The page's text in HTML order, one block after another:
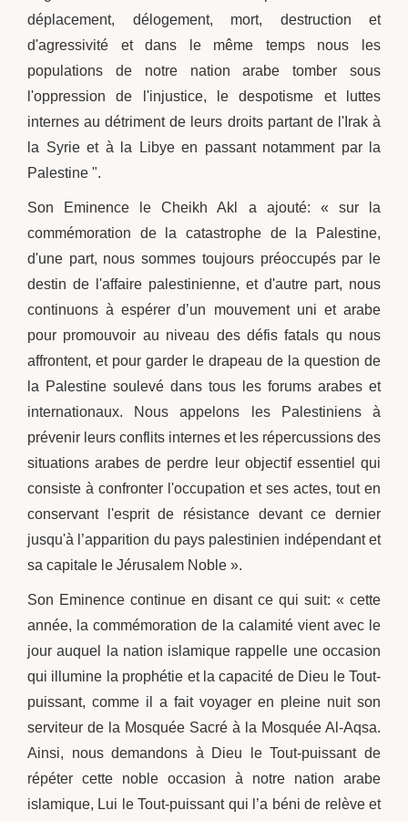
déplacement, délogement, mort, destruction et
d'agressivité et dans le même temps nous les
populations de notre nation arabe tomber sous
l'oppression de l'injustice, le despotisme et luttes
internes au détriment de leurs droits partant de l'Irak à
la Syrie et à la Libye en passant notamment par la
Palestine ".
Son Eminence le Cheikh Akl a ajouté: « sur la
commémoration de la catastrophe de la Palestine,
d'une part, nous sommes toujours préoccupés par le
destin de l'affaire palestinienne, et d'autre part, nous
continuons à espérer d’un mouvement uni et arabe
pour promouvoir au niveau des défis fatals qu nous
affrontent, et pour garder le drapeau de la question de
la Palestine soulevé dans tous les forums arabes et
internationaux. Nous appelons les Palestiniens à
prévenir leurs conflits internes et les répercussions des
situations arabes de perdre leur objectif essentiel qui
consiste à confronter l'occupation et ses actes, tout en
conservant l'esprit de résistance devant ce dernier
jusqu'à l’apparition du pays palestinien indépendant et
sa capitale le Jérusalem Noble ».
Son Eminence continue en disant ce qui suit: « cette
année, la commémoration de la calamité vient avec le
jour auquel la nation islamique rappelle une occasion
qui illumine la prophétie et la capacité de Dieu le Tout-
puissant, comme il a fait voyager en pleine nuit son
serviteur de la Mosquée Sacré à la Mosquée Al-Aqsa.
Ainsi, nous demandons à Dieu le Tout-puissant de
répéter cette noble occasion à notre nation arabe
islamique, Lui le Tout-puissant qui l’a béni de relève et